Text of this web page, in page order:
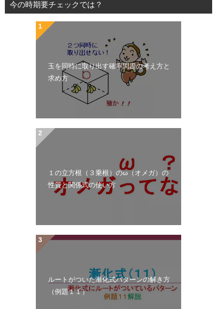
今の時期要チェックでは？
玉を同時に取り出す確率問題の考え方と
求め方
１の立方根（３乗根）のω（オメガ）の
性質と関係式の使い方
ルートがついた漸化式パターンの解き方
（例題１１）